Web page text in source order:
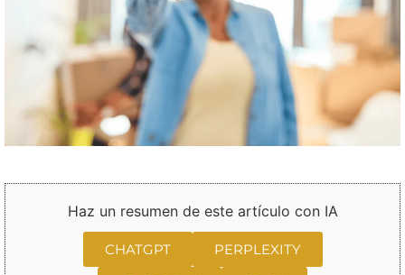
Haz un resumen de este artículo con IA
CHATGPT PERPLEXITY